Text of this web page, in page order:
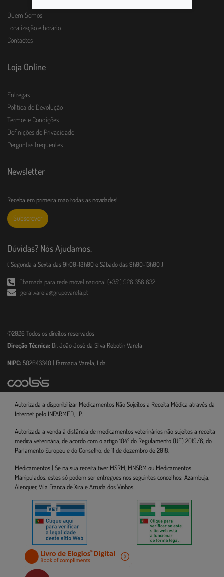
Quem Somos
Localização e horário
Contactos
Loja Online
Entregas
Política de Devolução
Termos e Condições
Definições de Privacidade
Perguntas frequentes
Newsletter
Receba em primeira mão todas as novidades!
Subscrever
Dúvidas? Nós Ajudamos.
( Segunda a Sexta das 9h00-18h00 e Sábado das 9h00-13h00 )
Chamada para rede móvel nacional (+351) 926 356 632
geral.varela@grupovarela.pt
©2026 Todos os direitos reservados
Direção Técnica: Dr. João José da Silva Rebotin Varela
NIPC: 502643340 | Farmácia Varela, Lda.
Autorizada a disponibilizar Medicamentos Não Sujeitos a Receita Médica através da
Internet pelo INFARMED, I.P.
Autorizada a venda à distância de medicamentos veterinários não sujeitos a receita
médica veterinária, de acordo com o artigo 104º do Regulamento (UE) 2019/6, do
Parlamento Europeu e do Conselho, de 11 de dezembro de 2018.
Medicamentos | Se na sua receita tiver MSRM, MNSRM ou Medicamentos
Manipulados, estes só podem ser entregues nos seguintes concelhos: Azambuja,
Alenquer, Vila Franca de Xira e Arruda dos Vinhos.